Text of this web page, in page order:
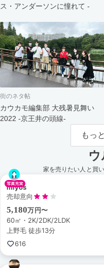
ス・アンダーソンに憧れて -
街のネタ帖
カウカモ編集部 大残暑見舞い
2022 -京王井の頭線-
もっ
家を売りたい人と買
miyos
売却意向
5,180万円〜
60㎡・2K/2DK/2LDK
上野毛 徒歩13分
616